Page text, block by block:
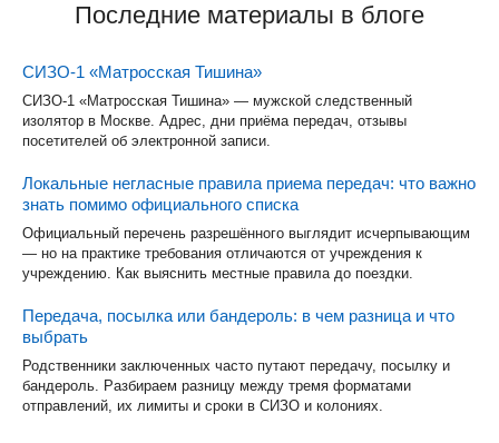
Последние материалы в блоге
СИЗО-1 «Матросская Тишина»
СИЗО-1 «Матросская Тишина» — мужской следственный
изолятор в Москве. Адрес, дни приёма передач, отзывы
посетителей об электронной записи.
Локальные негласные правила приема передач: что важно
знать помимо официального списка
Официальный перечень разрешённого выглядит исчерпывающим
— но на практике требования отличаются от учреждения к
учреждению. Как выяснить местные правила до поездки.
Передача, посылка или бандероль: в чем разница и что
выбрать
Родственники заключенных часто путают передачу, посылку и
бандероль. Разбираем разницу между тремя форматами
отправлений, их лимиты и сроки в СИЗО и колониях.